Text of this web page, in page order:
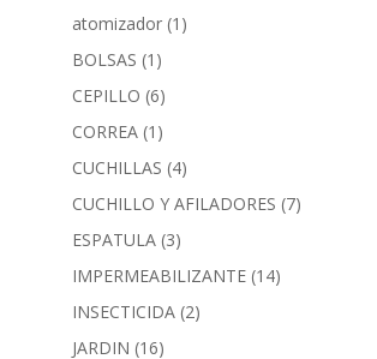
atomizador (1)
BOLSAS (1)
CEPILLO (6)
CORREA (1)
CUCHILLAS (4)
CUCHILLO Y AFILADORES (7)
ESPATULA (3)
IMPERMEABILIZANTE (14)
INSECTICIDA (2)
JARDIN (16)